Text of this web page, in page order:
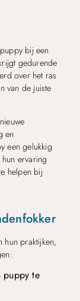
bij een
gedurende
over het ras
van de juiste
en
een gelukkig
ervaring
helpen bij
hun praktijken,
puppy te